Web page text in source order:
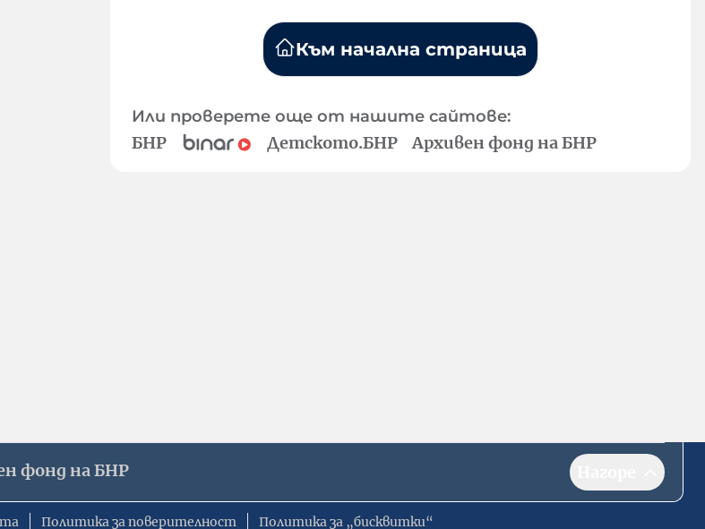
Към начална страница
Или проверете още от нашите сайтове:
БНР Детското.БНР Архивен фонд на БНР
фонд на БНР
Политика за поверителност Политика за „бисквитки“